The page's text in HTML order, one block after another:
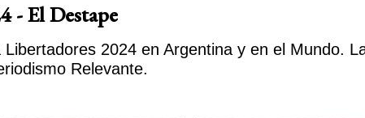
- El Destape
2024 en Argentina y en el Mundo.
Relevante.